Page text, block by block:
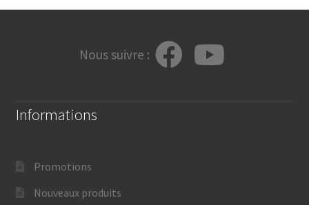
Nous suivre :
Informations
Promotions
Nouveaux produits